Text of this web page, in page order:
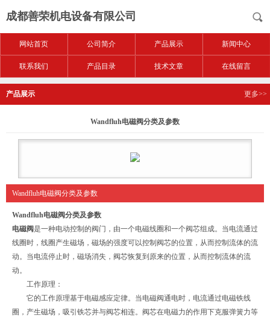
成都善荣机电设备有限公司
网站首页 公司简介 产品展示 新闻中心
联系我们 产品目录 技术文章 在线留言
产品展示 更多>>
Wandfluh电磁阀分类及参数
Wandfluh电磁阀分类及参数
Wandfluh电磁阀分类及参数
电磁阀是一种电动控制的阀门，由一个电磁线圈和一个阀芯组成。当电流通过
线圈时，线圈产生磁场，磁场的强度可以控制阀芯的位置，从而控制流体的流
动。当电流停止时，磁场消失，阀芯恢复到原来的位置，从而控制流体的流
动。
工作原理：
它的工作原理基于电磁感应定律。当电磁阀通电时，电流通过电磁铁线
圈，产生磁场，吸引铁芯并与阀芯相连。阀芯在电磁力的作用下克服弹簧力等